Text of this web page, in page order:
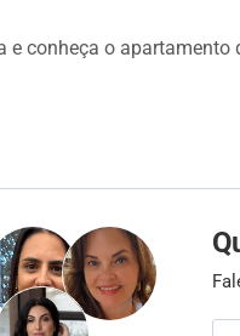
e conheça o apartamento